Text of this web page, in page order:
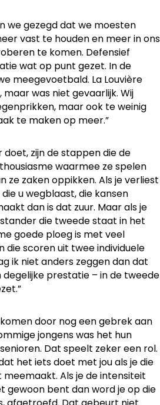
we gezegd dat we moesten
vast te houden en meer in ons
te komen. Defensief
wat op punt gezet. In de
meegevoetbald. La Louvière
was niet gevaarlijk. Wij
maar ook te weinig
te maken op meer.”
zijn de stappen die de
waarmee ze spelen
ze zaken oppikken. Als je verliest
u wegblaast, die kansen
dan is dat zuur. Maar als je
die tweede staat in het
goede ploeg is met veel
die scoren uit twee individuele
ik niet anders zeggen dan dat
degelijke prestatie – in de tweede
door nog een gebrek aan
jongens was het hun
Dat speelt zeker een rol.
het iets doet met jou als je die
Als je de intensiteit
gewoon bent dan word je op die